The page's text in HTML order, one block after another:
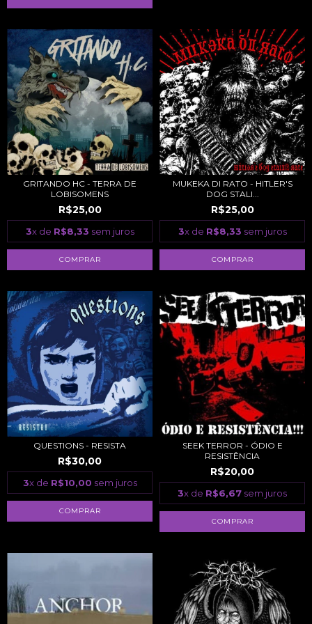
GRITANDO HC - TERRA DE
LOBISOMENS
R$25,00
3x de R$8,33 sem juros
MUKEKA DI RATO - HITLER'S
DOG STALI...
R$25,00
3x de R$8,33 sem juros
QUESTIONS - RESISTA
R$30,00
3x de R$10,00 sem juros
SEEK TERROR - ÓDIO E
RESISTÊNCIA
R$20,00
3x de R$6,67 sem juros